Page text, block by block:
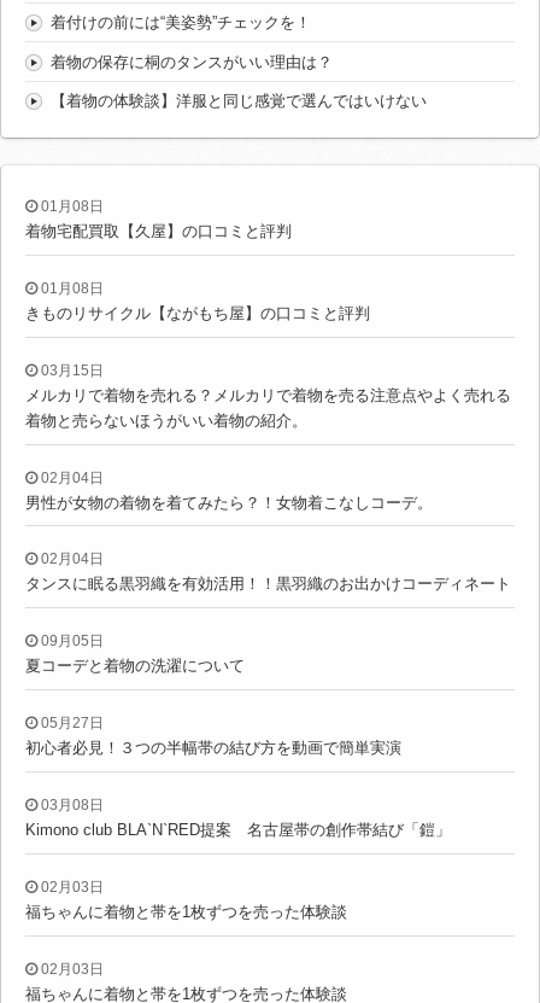
着付けの前には“美姿勢”チェックを！
着物の保存に桐のタンスがいい理由は？
【着物の体験談】洋服と同じ感覚で選んではいけない
01月08日
着物宅配買取【久屋】の口コミと評判
01月08日
きものリサイクル【ながもち屋】の口コミと評判
03月15日
メルカリで着物を売れる？メルカリで着物を売る注意点やよく売れる
着物と売らないほうがいい着物の紹介。
02月04日
男性が女物の着物を着てみたら？！女物着こなしコーデ。
02月04日
タンスに眠る黒羽織を有効活用！！黒羽織のお出かけコーディネート
09月05日
夏コーデと着物の洗濯について
05月27日
初心者必見！３つの半幅帯の結び方を動画で簡単実演
03月08日
Kimono club BLA`N`RED提案 名古屋帯の創作帯結び「鎧」
02月03日
福ちゃんに着物と帯を1枚ずつを売った体験談
02月03日
福ちゃんに着物と帯を1枚ずつを売った体験談